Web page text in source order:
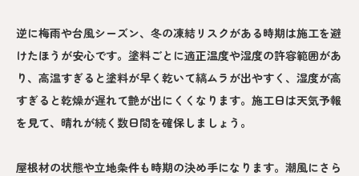
逆に梅雨や台風シーズン、冬の凍結リスクがある時期は施工を避
けたほうが安心です。塗料ごとに適正温度や湿度の許容範囲があ
り、高温すぎると塗料が早く乾いて縞ムラが出やすく、湿度が高
すぎると乾燥が遅れて艶が出にくくなります。施工日は天気予報
を見て、晴れが続く数日間を確保しましょう。
屋根材の状態や立地条件も時期の決め手になります。潮風にさら